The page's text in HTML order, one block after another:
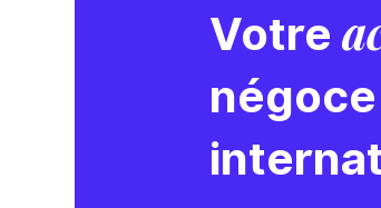
Votre
négoce